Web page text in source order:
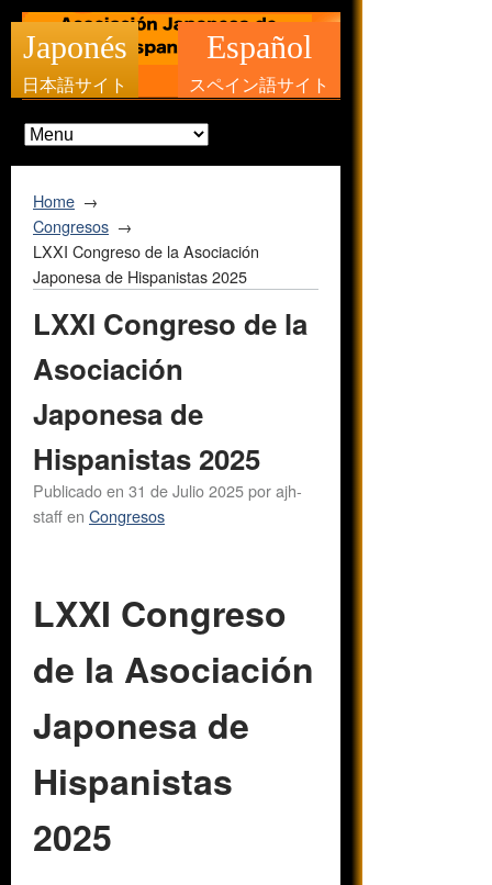
Japonés
日本語サイト
Español
スペイン語サイト
Home
Congresos
LXXI Congreso de la Asociación
Japonesa de Hispanistas 2025
LXXI Congreso de la
Asociación
Japonesa de
Hispanistas 2025
Publicado en 31 de Julio 2025porajh-
staffen Congresos
LXXI Congreso
de la Asociación
Japonesa de
Hispanistas
2025